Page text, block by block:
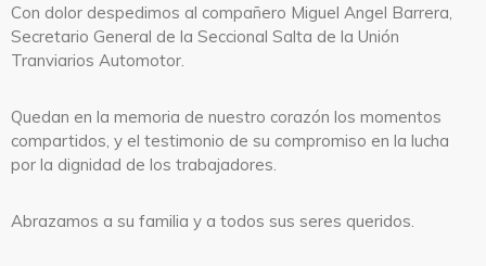
Con dolor despedimos al compañero Miguel Angel Barrera,
Secretario General de la Seccional Salta de la Unión
Tranviarios Automotor.
Quedan en la memoria de nuestro corazón los momentos
compartidos, y el testimonio de su compromiso en la lucha
por la dignidad de los trabajadores.
Abrazamos a su familia y a todos sus seres queridos.